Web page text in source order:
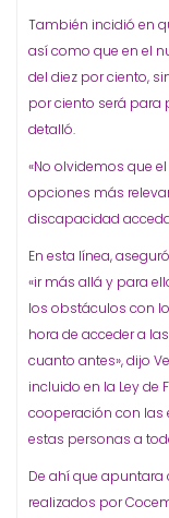
También incidió en
así como que en el
del diez por ciento,
por ciento será para
detalló.
«No olvidemos que
opciones más
discapacidad
En esta línea,
«ir más allá y para
los obstáculos con
hora de acceder a
cuanto antes», dijo
incluido en la Ley de
cooperación con las
estas personas a
De ahí que
realizados por